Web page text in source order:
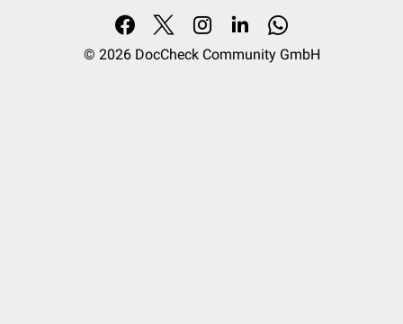
© 2026 DocCheck Community GmbH